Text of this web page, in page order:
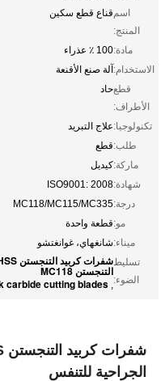
اسم
المنتج:
قناع قطع سكين
مادة:100 ٪ عذراء
الاستخدام:آلة صنع الأقنعة
قطع
الأطراف:
حاد
تكنولوجيا:علاج التبريد
طلب:قطع
ماركة:كيديل
شهادة:ISO9001: 2008
درجة:MC118/MC115/MC335
مو:قطعة واحدة
ميناء:شانغهاي، غوانغتشو
تسليط
الضوء:
التنجستن MC118
,
carbide cutting blades
الجراحية للتنفس